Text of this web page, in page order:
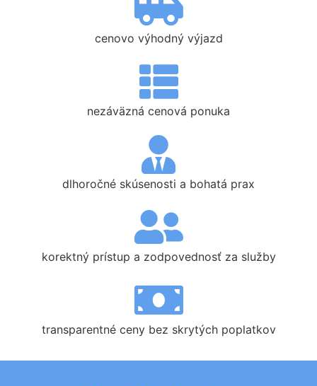
cenovo výhodný výjazd
nezáväzná cenová ponuka
dlhoročné skúsenosti a bohatá prax
korektný prístup a zodpovednosť za služby
transparentné ceny bez skrytých poplatkov